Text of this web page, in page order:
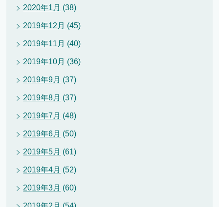
2020年1月 (38)
2019年12月 (45)
2019年11月 (40)
2019年10月 (36)
2019年9月 (37)
2019年8月 (37)
2019年7月 (48)
2019年6月 (50)
2019年5月 (61)
2019年4月 (52)
2019年3月 (60)